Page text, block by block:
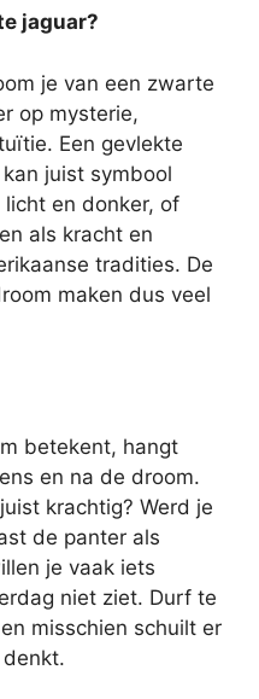
jaguar?
je van een zwarte
op mysterie,
Een gevlekte
juist symbool
en donker, of
als kracht en
tradities. De
maken dus veel
betekent, hangt
en na de droom.
krachtig? Werd je
de panter als
je vaak iets
niet ziet. Durf te
misschien schuilt er